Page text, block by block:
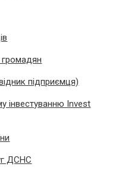
громадян
підприємця)
інвестуванню Invest
ДСНС